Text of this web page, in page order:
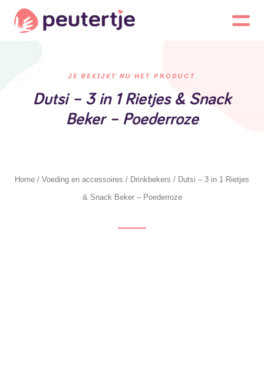
JE BEKIJKT NU HET PRODUCT
Dutsi – 3 in 1 Rietjes & Snack
Beker – Poederroze
Home / Voeding en accessoires / Drinkbekers / Dutsi – 3 in 1 Rietjes
& Snack Beker – Poederroze